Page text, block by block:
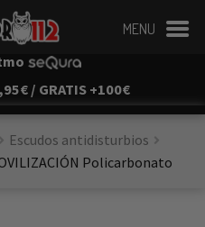
/ GRATIS +100€
Escudos antidisturbios
Policarbonato
MENU